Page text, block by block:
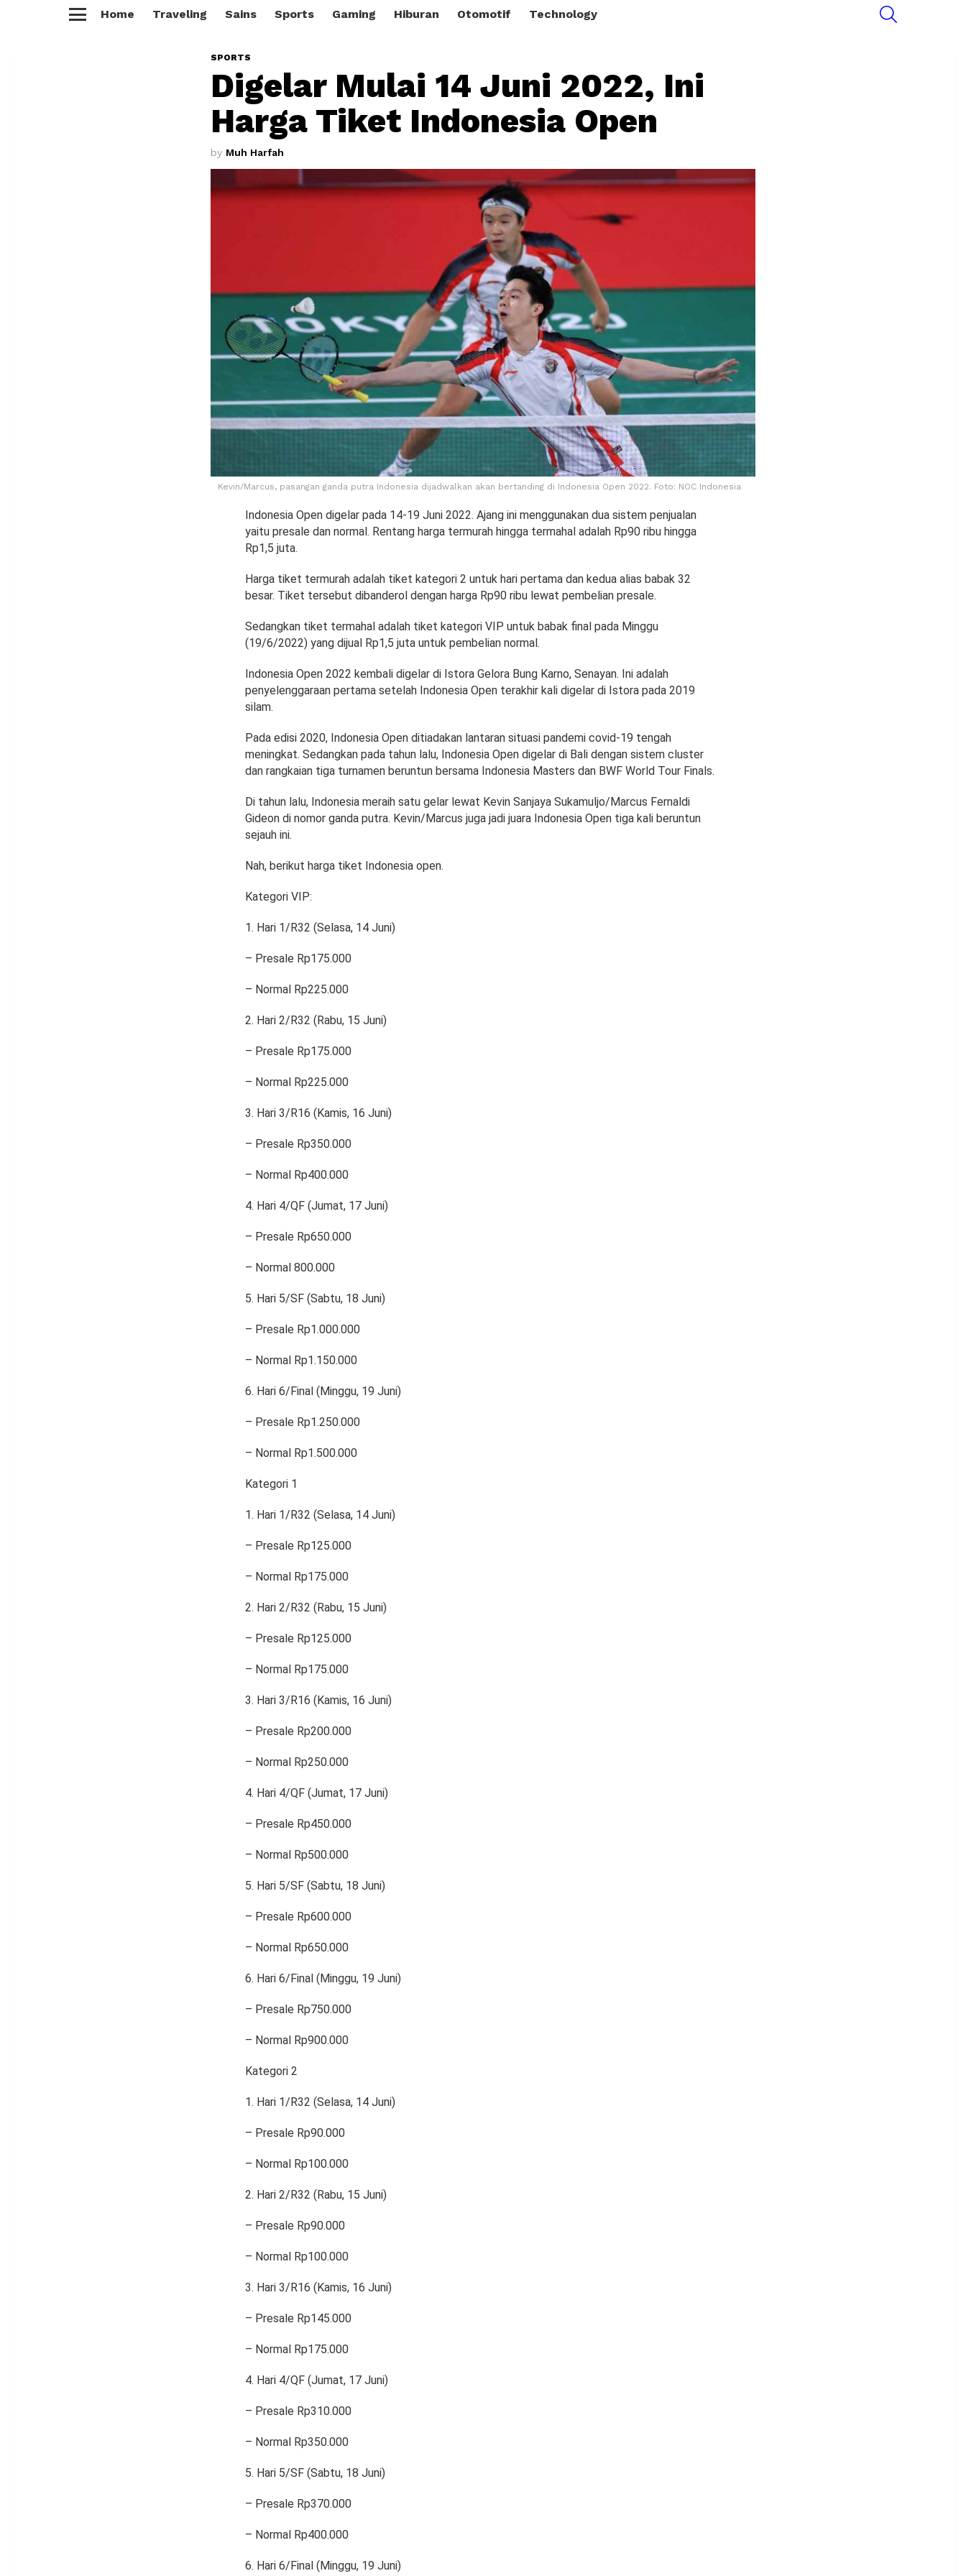
Home Traveling Sains Sports Gaming Hiburan Otomotif Technology
SPORTS
Digelar Mulai 14 Juni 2022, Ini
Harga Tiket Indonesia Open
by Muh Harfah
Kevin/Marcus, pasangan ganda putra Indonesia dijadwalkan akan bertanding di Indonesia Open 2022. Foto: NOC Indonesia
Indonesia Open digelar pada 14-19 Juni 2022. Ajang ini menggunakan dua sistem penjualan
yaitu presale dan normal. Rentang harga termurah hingga termahal adalah Rp90 ribu hingga
Rp1,5 juta.
Harga tiket termurah adalah tiket kategori 2 untuk hari pertama dan kedua alias babak 32
besar. Tiket tersebut dibanderol dengan harga Rp90 ribu lewat pembelian presale.
Sedangkan tiket termahal adalah tiket kategori VIP untuk babak final pada Minggu
(19/6/2022) yang dijual Rp1,5 juta untuk pembelian normal.
Indonesia Open 2022 kembali digelar di Istora Gelora Bung Karno, Senayan. Ini adalah
penyelenggaraan pertama setelah Indonesia Open terakhir kali digelar di Istora pada 2019
silam.
Pada edisi 2020, Indonesia Open ditiadakan lantaran situasi pandemi covid-19 tengah
meningkat. Sedangkan pada tahun lalu, Indonesia Open digelar di Bali dengan sistem cluster
dan rangkaian tiga turnamen beruntun bersama Indonesia Masters dan BWF World Tour Finals.
Di tahun lalu, Indonesia meraih satu gelar lewat Kevin Sanjaya Sukamuljo/Marcus Fernaldi
Gideon di nomor ganda putra. Kevin/Marcus juga jadi juara Indonesia Open tiga kali beruntun
sejauh ini.
Nah, berikut harga tiket Indonesia open.
Kategori VIP:
Hari 1/R32 (Selasa, 14 Juni)
– Presale Rp175.000
– Normal Rp225.000
Hari 2/R32 (Rabu, 15 Juni)
– Presale Rp175.000
– Normal Rp225.000
Hari 3/R16 (Kamis, 16 Juni)
– Presale Rp350.000
– Normal Rp400.000
Hari 4/QF (Jumat, 17 Juni)
– Presale Rp650.000
– Normal 800.000
Hari 5/SF (Sabtu, 18 Juni)
– Presale Rp1.000.000
– Normal Rp1.150.000
Hari 6/Final (Minggu, 19 Juni)
– Presale Rp1.250.000
– Normal Rp1.500.000
Kategori 1
Hari 1/R32 (Selasa, 14 Juni)
– Presale Rp125.000
– Normal Rp175.000
Hari 2/R32 (Rabu, 15 Juni)
– Presale Rp125.000
– Normal Rp175.000
Hari 3/R16 (Kamis, 16 Juni)
– Presale Rp200.000
– Normal Rp250.000
Hari 4/QF (Jumat, 17 Juni)
– Presale Rp450.000
– Normal Rp500.000
Hari 5/SF (Sabtu, 18 Juni)
– Presale Rp600.000
– Normal Rp650.000
Hari 6/Final (Minggu, 19 Juni)
– Presale Rp750.000
– Normal Rp900.000
Kategori 2
Hari 1/R32 (Selasa, 14 Juni)
– Presale Rp90.000
– Normal Rp100.000
Hari 2/R32 (Rabu, 15 Juni)
– Presale Rp90.000
– Normal Rp100.000
Hari 3/R16 (Kamis, 16 Juni)
– Presale Rp145.000
– Normal Rp175.000
Hari 4/QF (Jumat, 17 Juni)
– Presale Rp310.000
– Normal Rp350.000
Hari 5/SF (Sabtu, 18 Juni)
– Presale Rp370.000
– Normal Rp400.000
Hari 6/Final (Minggu, 19 Juni)